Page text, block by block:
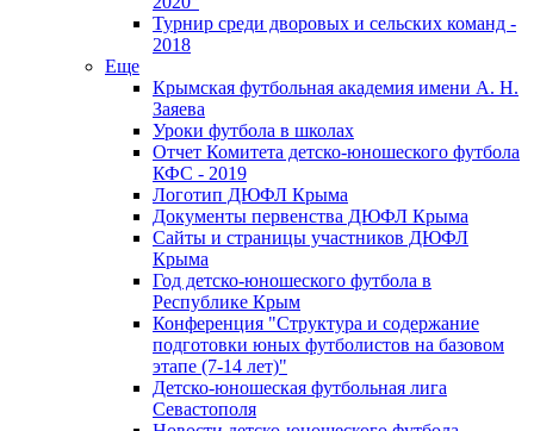
Турнир среди дворовых и сельских команд -
2018
Еще
Крымская футбольная академия имени А. Н.
Заяева
Уроки футбола в школах
Отчет Комитета детско-юношеского футбола
КФС - 2019
Логотип ДЮФЛ Крыма
Документы первенства ДЮФЛ Крыма
Сайты и страницы участников ДЮФЛ
Крыма
Год детско-юношеского футбола в
Республике Крым
Конференция "Структура и содержание
подготовки юных футболистов на базовом
этапе (7-14 лет)"
Детско-юношеская футбольная лига
Севастополя